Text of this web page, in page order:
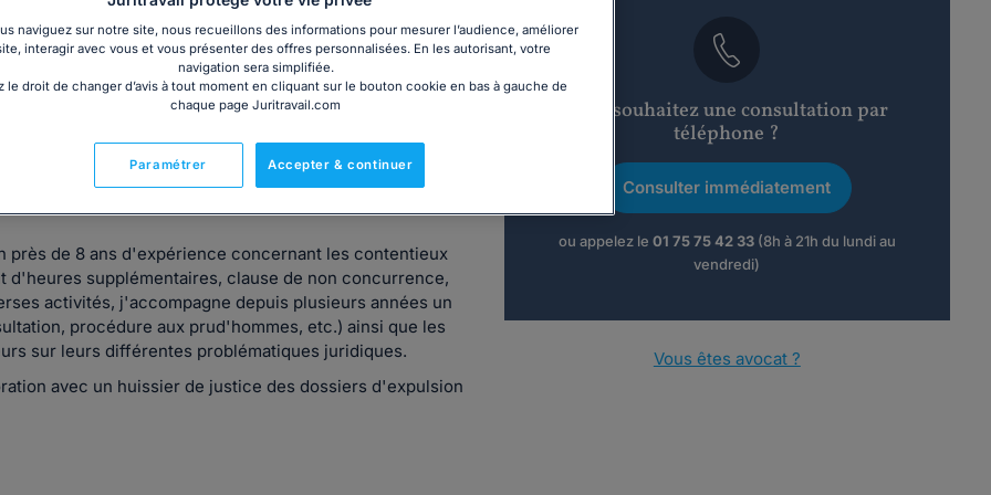
au service des clients sur toute affaire
civil général (recouvrement de créances, expulsion
de 8 ans d'expérience concernant les contentieux
supplémentaires, clause de non concurrence,
activités, j'accompagne depuis plusieurs années un
procédure aux prud'hommes, etc.) ainsi que les
sur leurs différentes problématiques juridiques.
avec un huissier de justice des dossiers d'expulsion
Vous souhaitez une consultation par
téléphone ?
Consulter immédiatement
ou appelez le 01 75 75 42 33(8h à 21h du lundi au
vendredi)
Vous êtes avocat ?
naviguez sur notre site, nous recueillons des informations pour mesurer l’audience, améliorer
interagir avec vous et vous présenter des offres personnalisées. En les autorisant, votre
navigation sera simplifiée.
le droit de changer d’avis à tout moment en cliquant sur le bouton cookie en bas à gauche de
chaque page Juritravail.com
Accepter & continuer
Paramétrer